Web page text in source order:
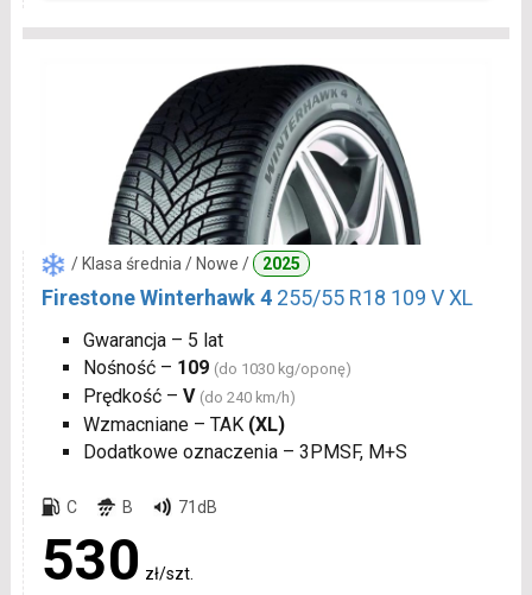
/ Klasa średnia / Nowe / 2025
Firestone Winterhawk 4 255/55 R18 109 V XL
Gwarancja – 5 lat
Nośność – 109 (do 1030 kg/oponę)
Prędkość – V (do 240 km/h)
Wzmacniane – TAK (XL)
Dodatkowe oznaczenia – 3PMSF, M+S
C B 71dB
530 zł/szt.